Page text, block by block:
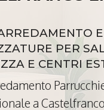
E
PER
E CENTRI
a